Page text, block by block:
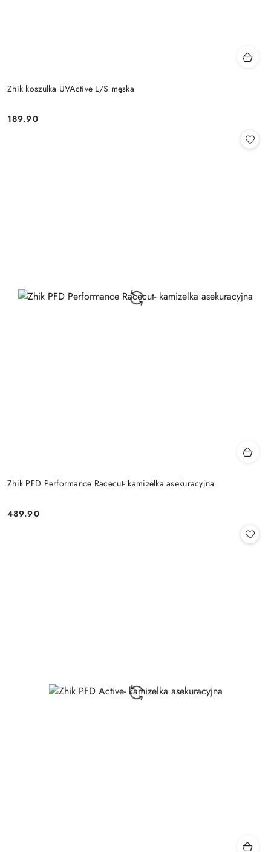
Zhik koszulka UVActive L/S męska
Cena:
189.90
Zhik PFD Performance Racecut- kamizelka asekuracyjna
Cena:
489.90